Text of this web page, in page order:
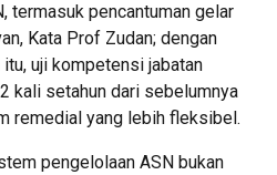
termasuk pencantuman gelar
Kata Prof Zudan; dengan
uji kompetensi jabatan
kali setahun dari sebelumnya
remedial yang lebih fleksibel.
pengelolaan ASN bukan